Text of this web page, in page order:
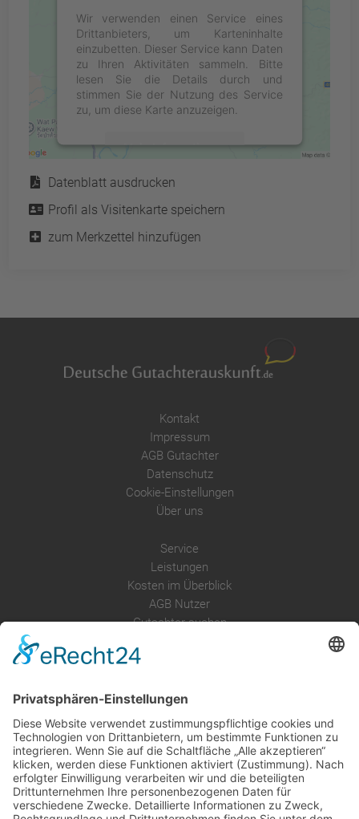
Wir verwenden einen Service eines
Drittanbieters, um Karteninhalte
einzubetten. Dieser Service kann Daten
zu Ihren Aktivitäten sammeln. Bitte
lesen Sie die Details durch und
stimmen Sie der Nutzung des Service
zu, um diese Karte anzuzeigen.
Mehr Informationen
Akzeptieren
powered by Usercentrics Consent
Management Platform
Service
Datenblatt ausdrucken
Profil als Visitenkarte speichern
zum Merkzettel hinzufügen
Kontakt
Impressum
AGB Gutachter
Datenschutz
Cookie-Einstellungen
Über uns
Service
Leistungen
Kosten im Überblick
AGB Nutzer
Gutachter suchen
Anfrage
Presse
Partner: Der DGuSV
als Gutachter eintragen
Infos für Suchende